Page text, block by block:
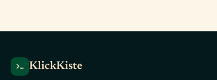
KlickKiste